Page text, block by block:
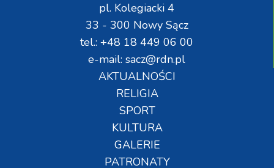
pl. Kolegiacki 4
33 - 300 Nowy Sącz
tel.: +48 18 449 06 00
e-mail: sacz@rdn.pl
AKTUALNOŚCI
RELIGIA
SPORT
KULTURA
GALERIE
PATRONATY